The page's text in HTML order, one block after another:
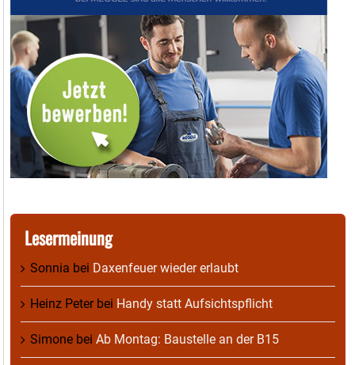
Lesermeinung
Sonnia bei Daxenfeuer wieder erlaubt
Heinz Peterbei Handy statt Aufsichtspflicht
Simone bei Ab Montag: Baustelle an der B15